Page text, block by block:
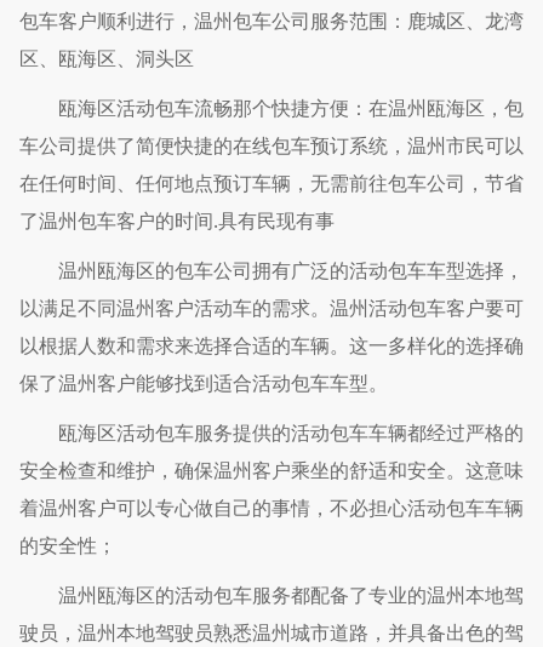
包车客户顺利进行，温州包车公司服务范围：鹿城区、龙湾
区、瓯海区、洞头区
瓯海区活动包车流畅那个快捷方便：在温州瓯海区，包
车公司提供了简便快捷的在线包车预订系统，温州市民可以
在任何时间、任何地点预订车辆，无需前往包车公司，节省
了温州包车客户的时间.具有民现有事
温州瓯海区的包车公司拥有广泛的活动包车车型选择，
以满足不同温州客户活动车的需求。温州活动包车客户要可
以根据人数和需求来选择合适的车辆。这一多样化的选择确
保了温州客户能够找到适合活动包车车型。
瓯海区活动包车服务提供的活动包车车辆都经过严格的
安全检查和维护，确保温州客户乘坐的舒适和安全。这意味
着温州客户可以专心做自己的事情，不必担心活动包车车辆
的安全性；
温州瓯海区的活动包车服务都配备了专业的温州本地驾
驶员，温州本地驾驶员熟悉温州城市道路，并具备出色的驾